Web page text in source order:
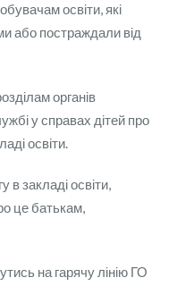
освіти, які
або постраждали від
органів
у справах дітей про
освіти.
в закладі освіти,
це батькам,
на гарячу лінію ГО